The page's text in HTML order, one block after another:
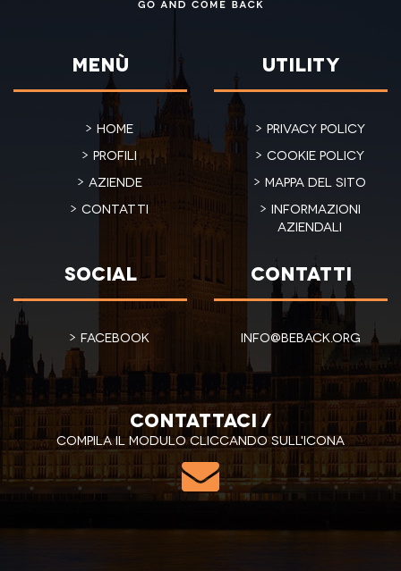
Menù
Home
Profili
Aziende
Contatti
Utility
Privacy policy
Cookie policy
Mappa del sito
Informazioni
aziendali
Social
Facebook
Contatti
info@beback.org
Contattaci /
Compila il modulo cliccando sull'icona